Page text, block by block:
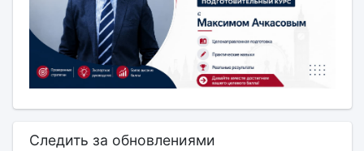
Следить за обновлениями